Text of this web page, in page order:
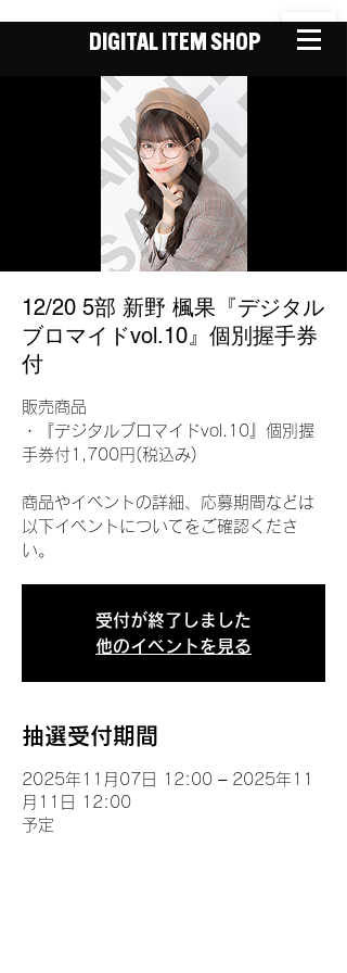
DIGITAL ITEM SHOP
12/20 5部 新野 楓果『デジタル
ブロマイドvol.10』個別握手券
付
販売商品
・『デジタルブロマイドvol.10』個別握
手券付1,700円(税込み)
商品やイベントの詳細、応募期間などは
以下イベントについてをご確認くださ
い。
受付が終了しました
他のイベントを見る
抽選受付期間
2025年11月07日 12:00 – 2025年11
月11日 12:00
予定